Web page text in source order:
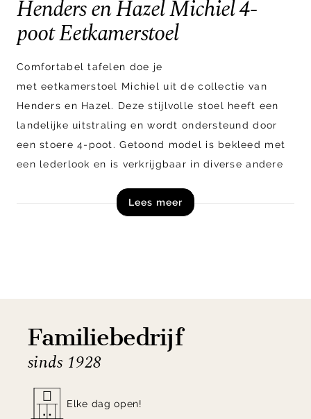
Henders en Hazel Michiel 4-
poot Eetkamerstoel
Comfortabel tafelen doe je
met eetkamerstoel Michiel uit de collectie van
Henders en Hazel. Deze stijlvolle stoel heeft een
landelijke uitstraling en wordt ondersteund door
een stoere 4-poot. Getoond model is bekleed met
een lederlook en is verkrijgbaar in diverse andere
speels geheel!
Lees meer
Familiebedrijf
sinds 1928
Elke dag open!